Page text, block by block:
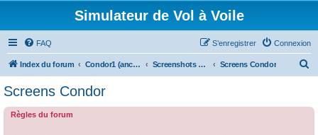
Simulateur de Vol à Voile
FAQ Connexion
S’enregistrer
Index du forum Condor1 (ancien forum) Screenshots et Vidéos Screens Condor
Screens Condor
Règles du forum